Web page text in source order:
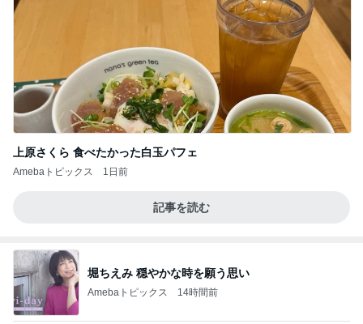
上原さくら 食べたかった白玉パフェ
Amebaトピックス 1日前
記事を読む
堀ちえみ 穏やかな時を願う思い
Amebaトピックス 14時間前